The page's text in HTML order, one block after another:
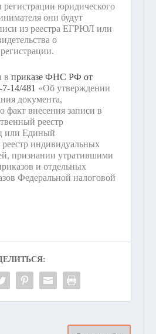
юридического
они будут
из реестра ЕГРЮЛ или
о
в приказе ФНС РФ от
14/481 «Об утверждении
документа,
факт внесения записи в
реестр
или Единый
индивидуальных
признании утратившими
и отдельных
Федеральной налоговой